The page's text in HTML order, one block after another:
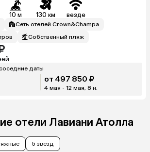
10 м 130 км везде
Сеть отелей Crown&Champa
Собственный пляж
даты
от 497 850 ₽
4 мая - 12 мая, 8 н.
отели Лавиани Атолла
5 звезд